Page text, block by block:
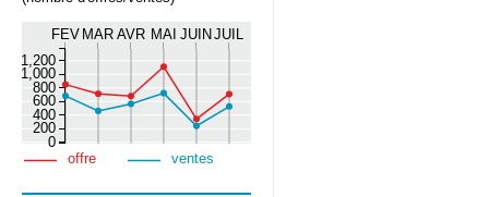
FEV MAR AVR MAI JUIN JUIL
0
200
400
600
800
1,000
1,200
offre ventes